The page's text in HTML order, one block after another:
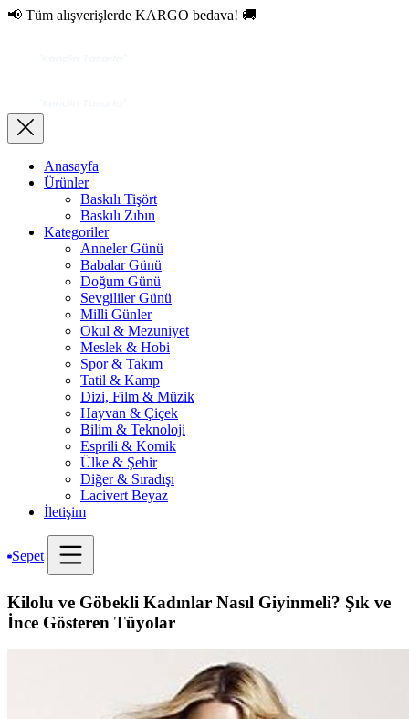
📢 Tüm alışverişlerde KARGO bedava! 🚚
Anasayfa
Ürünler
Baskılı Tişört
Baskılı Zıbın
Kategoriler
Anneler Günü
Babalar Günü
Doğum Günü
Sevgililer Günü
Milli Günler
Okul & Mezuniyet
Meslek & Hobi
Spor & Takım
Tatil & Kamp
Dizi, Film & Müzik
Hayvan & Çiçek
Bilim & Teknoloji
Esprili & Komik
Ülke & Şehir
Diğer & Sıradışı
Lacivert Beyaz
İletişim
Sepet
Kilolu ve Göbekli Kadınlar Nasıl Giyinmeli? Şık ve
İnce Gösteren Tüyolar